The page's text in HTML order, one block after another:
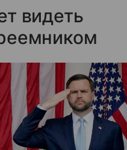
видеть